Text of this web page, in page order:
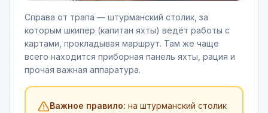
Справа от трапа — штурманский столик, за
которым шкипер (капитан яхты) ведёт работы с
картами, прокладывая маршрут. Там же чаще
всего находится приборная панель яхты, рация и
прочая важная аппаратура.
Важное правило: на штурманский столик